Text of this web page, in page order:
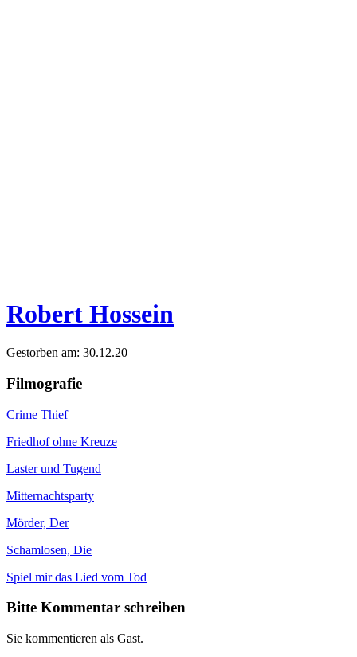
Robert Hossein
Gestorben am: 30.12.20
Filmografie
Crime Thief
Friedhof ohne Kreuze
Laster und Tugend
Mitternachtsparty
Mörder, Der
Schamlosen, Die
Spiel mir das Lied vom Tod
Bitte Kommentar schreiben
Sie kommentieren als Gast.